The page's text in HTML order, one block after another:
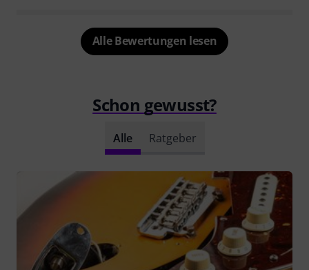
Alle Bewertungen lesen
Schon gewusst?
Alle Ratgeber